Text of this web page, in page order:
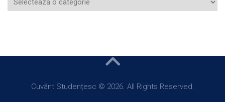
Cuvânt Studențesc © 2026. All Rights Reserved.